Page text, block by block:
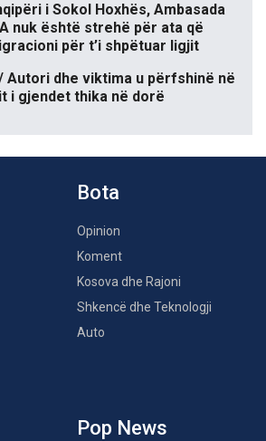
i Sokol Hoxhës, Ambasada
nuk është strehë për ata që
për t’i shpëtuar ligjit
Autori dhe viktima u përfshinë në
i gjendet thika në dorë
Bota
Opinion
Koment
Kosova dhe Rajoni
Shkencë dhe Teknologji
Auto
Pop News